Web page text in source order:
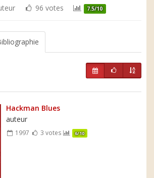
96 votes 7.5/10
Hackman Blues
auteur
1997 3 votes 6/10